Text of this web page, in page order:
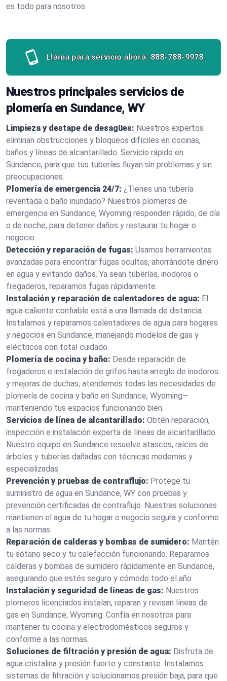
es todo para nosotros.
Llama para servicio ahora: 888-788-9978
Nuestros principales servicios de
plomería en Sundance, WY
Limpieza y destape de desagües: Nuestros expertos
eliminan obstrucciones y bloqueos difíciles en cocinas,
baños y líneas de alcantarillado. Servicio rápido en
Sundance, para que tus tuberías fluyan sin problemas y sin
preocupaciones.
Plomería de emergencia 24/7: ¿Tienes una tubería
reventada o baño inundado? Nuestros plomeros de
emergencia en Sundance, Wyoming responden rápido, de día
o de noche, para detener daños y restaurar tu hogar o
negocio.
Detección y reparación de fugas: Usamos herramientas
avanzadas para encontrar fugas ocultas, ahorrándote dinero
en agua y evitando daños. Ya sean tuberías, inodoros o
fregaderos, reparamos fugas rápidamente.
Instalación y reparación de calentadores de agua: El
agua caliente confiable está a una llamada de distancia.
Instalamos y reparamos calentadores de agua para hogares
y negocios en Sundance, manejando modelos de gas y
eléctricos con total cuidado.
Plomería de cocina y baño: Desde reparación de
fregaderos e instalación de grifos hasta arreglo de inodoros
y mejoras de duchas, atendemos todas las necesidades de
plomería de cocina y baño en Sundance, Wyoming—
manteniendo tus espacios funcionando bien.
Servicios de línea de alcantarillado: Obtén reparación,
inspección e instalación experta de líneas de alcantarillado.
Nuestro equipo en Sundance resuelve atascos, raíces de
árboles y tuberías dañadas con técnicas modernas y
especializadas.
Prevención y pruebas de contraflujo: Protege tu
suministro de agua en Sundance, WY con pruebas y
prevención certificadas de contraflujo. Nuestras soluciones
mantienen el agua de tu hogar o negocio segura y conforme
a las normas.
Reparación de calderas y bombas de sumidero: Mantén
tu sótano seco y tu calefacción funcionando. Reparamos
calderas y bombas de sumidero rápidamente en Sundance,
asegurando que estés seguro y cómodo todo el año.
Instalación y seguridad de líneas de gas: Nuestros
plomeros licenciados instalan, reparan y revisan líneas de
gas en Sundance, Wyoming. Confía en nosotros para
mantener tu cocina y electrodomésticos seguros y
conforme a las normas.
Soluciones de filtración y presión de agua: Disfruta de
agua cristalina y presión fuerte y constante. Instalamos
sistemas de filtración y solucionamos presión baja, para que